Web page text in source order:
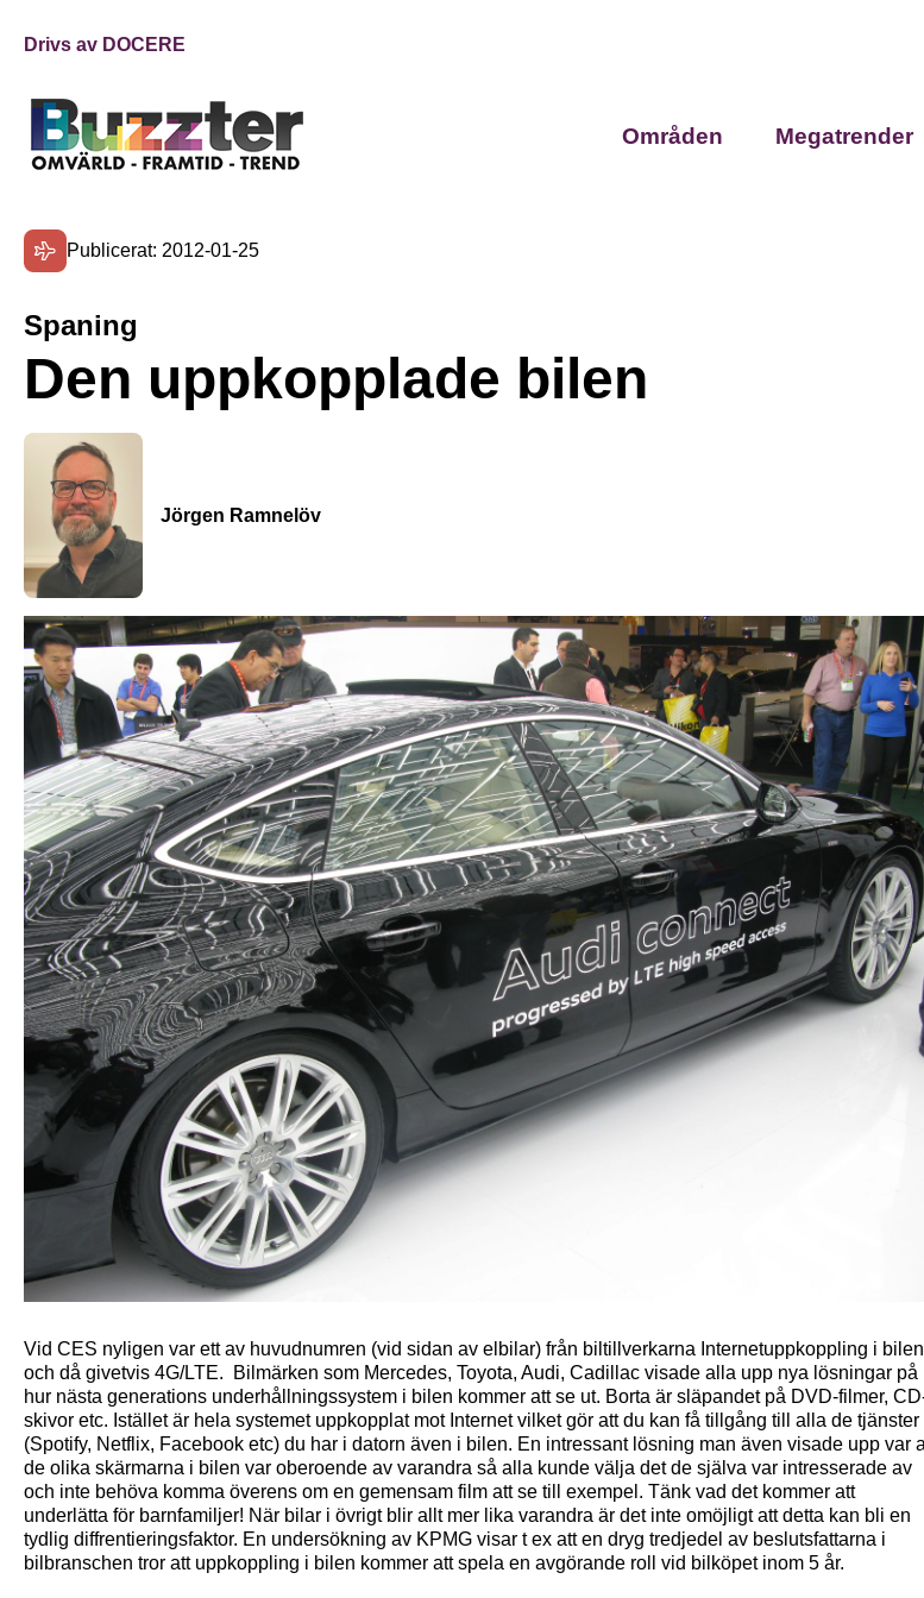
Drivs av DOCERE
Områden Megatrender
Publicerat: 2012-01-25
Spaning
Den uppkopplade bilen
Jörgen Ramnelöv
Vid CES nyligen var ett av huvudnumren (vid sidan av elbilar) från biltillverkarna Internetuppkoppling i bilen
och då givetvis 4G/LTE. Bilmärken som Mercedes, Toyota, Audi, Cadillac visade alla upp nya lösningar på
hur nästa generations underhållningssystem i bilen kommer att se ut. Borta är släpandet på DVD-filmer,
skivor etc. Istället är hela systemet uppkopplat mot Internet vilket gör att du kan få tillgång till alla de tjänster
(Spotify, Netflix, Facebook etc) du har i datorn även i bilen. En intressant lösning man även visade upp var
de olika skärmarna i bilen var oberoende av varandra så alla kunde välja det de själva var intresserade av
och inte behöva komma överens om en gemensam film att se till exempel. Tänk vad det kommer att
underlätta för barnfamiljer! När bilar i övrigt blir allt mer lika varandra är det inte omöjligt att detta kan bli en
tydlig diffrentieringsfaktor. En undersökning av KPMG visar t ex att en dryg tredjedel av beslutsfattarna i
bilbranschen tror att uppkoppling i bilen kommer att spela en avgörande roll vid bilköpet inom 5 år.